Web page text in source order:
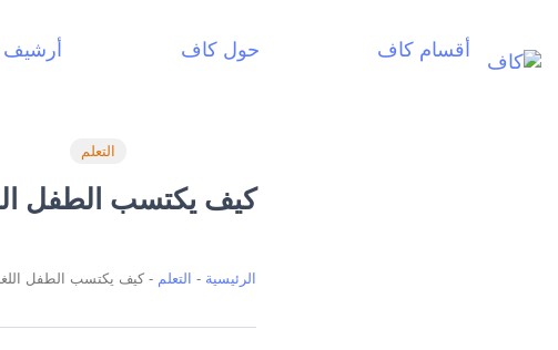
أقسام كاف حول كاف
التعلم
كيف يكتسب الطفل
الرئيسية - التعلم - كيف يكتسب الطفل